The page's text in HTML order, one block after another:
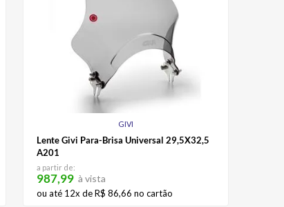
GIVI
Lente Givi Para-Brisa Universal 29,5X32,5
A201
a partir de:
987,99 à vista
ou até 12x deR$ 86,66 no cartão